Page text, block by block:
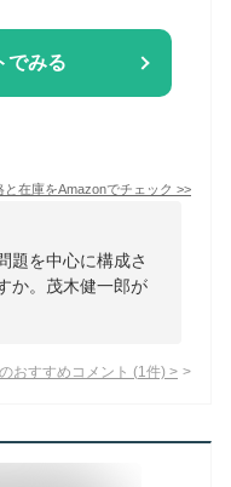
でみる
と在庫をAmazonでチェック >>
題を中心に構成さ
か。茂木健一郎が
おすすめコメント (1 件) >